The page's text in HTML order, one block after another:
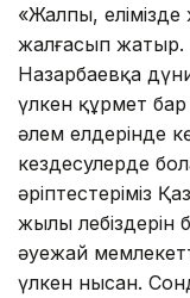
«Жалпы,
жалғасып жатыр.
Назарбаевқа
үлкен құрмет бар
әлем елдерінде
кездесулерде
әріптестеріміз
жылы лебіздерін
әуежай
үлкен нысан.